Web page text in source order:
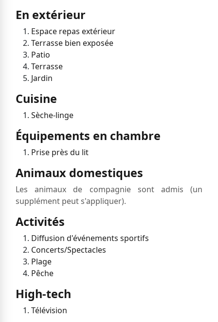
En extérieur
Espace repas extérieur
Terrasse bien exposée
Patio
Terrasse
Jardin
Cuisine
Sèche-linge
Équipements en chambre
Prise près du lit
Animaux domestiques
Les animaux de compagnie sont admis (un
supplément peut s'appliquer).
Activités
Diffusion d'événements sportifs
Concerts/Spectacles
Plage
Pêche
High-tech
Télévision